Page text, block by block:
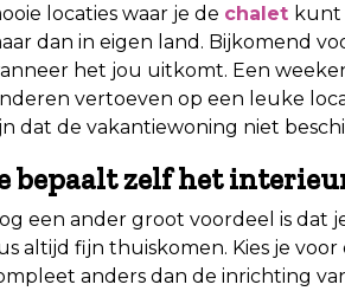
locaties waar je de chalet kunt
dan in eigen land. Bijkomend
het jou uitkomt. Een
vertoeven op een leuke
dat de vakantiewoning niet
bepaalt zelf het
een ander groot voordeel is dat
altijd fijn thuiskomen. Kies je
anders dan de inrichting